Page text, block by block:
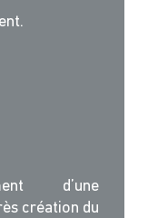
d’une
création du